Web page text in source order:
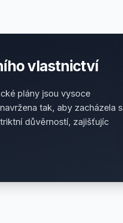
vlastnictví
plány jsou vysoce
tak, aby zacházela s
důvěrností, zajišťujíc